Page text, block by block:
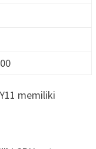
memiliki